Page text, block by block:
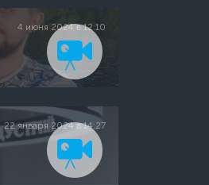
4 июня 2024 в 12:10
22 января 2024 в 14:27